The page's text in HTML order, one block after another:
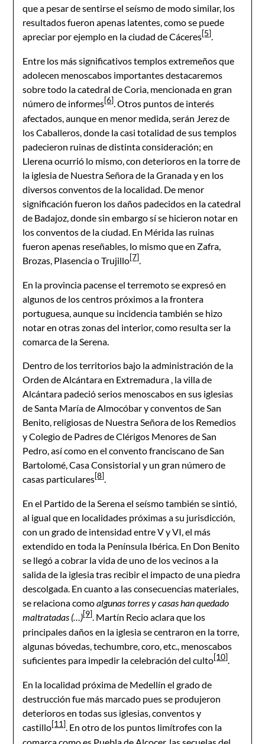
que a pesar de sentirse el seísmo de modo similar, los
resultados fueron apenas latentes, como se puede
apreciar por ejemplo en la ciudad de Cáceres[5].
Entre los más significativos templos extremeños que
adolecen menoscabos importantes destacaremos
sobre todo la catedral de Coria, mencionada en gran
número de informes[6]. Otros puntos de interés
afectados, aunque en menor medida, serán Jerez de
los Caballeros, donde la casi totalidad de sus templos
padecieron ruinas de distinta consideración; en
Llerena ocurrió lo mismo, con deterioros en la torre de
la iglesia de Nuestra Señora de la Granada y en los
diversos conventos de la localidad. De menor
significación fueron los daños padecidos en la catedral
de Badajoz, donde sin embargo sí se hicieron notar en
los conventos de la ciudad. En Mérida las ruinas
fueron apenas reseñables, lo mismo que en Zafra,
Brozas, Plasencia o Trujillo[7].
En la provincia pacense el terremoto se expresó en
algunos de los centros próximos a la frontera
portuguesa, aunque su incidencia también se hizo
notar en otras zonas del interior, como resulta ser la
comarca de la Serena.
Dentro de los territorios bajo la administración de la
Orden de Alcántara en Extremadura , la villa de
Alcántara padeció serios menoscabos en sus iglesias
de Santa María de Almocóbar y conventos de San
Benito, religiosas de Nuestra Señora de los Remedios
y Colegio de Padres de Clérigos Menores de San
Pedro, así como en el convento franciscano de San
Bartolomé, Casa Consistorial y un gran número de
casas particulares[8].
En el Partido de la Serena el seísmo también se sintió,
al igual que en localidades próximas a su jurisdicción,
con un grado de intensidad entre V y VI, el más
extendido en toda la Península Ibérica. En Don Benito
se llegó a cobrar la vida de uno de los vecinos a la
salida de la iglesia tras recibir el impacto de una piedra
descolgada. En cuanto a las consecuencias materiales,
se relaciona comoalgunas torres y casas han quedado
maltratadas (…)[9]. Martín Recio aclara que los
principales daños en la iglesia se centraron en la torre,
algunas bóvedas, techumbre, coro, etc., menoscabos
suficientes para impedir la celebración del culto[10].
En la localidad próxima de Medellín el grado de
destrucción fue más marcado pues se produjeron
deterioros en todas sus iglesias, conventos y
castillo[11]. En otro de los puntos limítrofes con la